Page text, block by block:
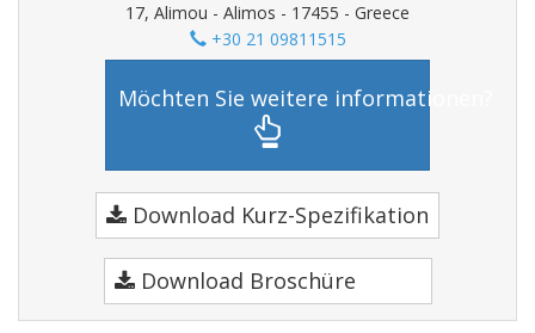
17, Alimou - Alimos - 17455 - Greece
+30 21 09811515
Möchten Sie weitere informationen?
Download Kurz-Spezifikation
Download Broschüre